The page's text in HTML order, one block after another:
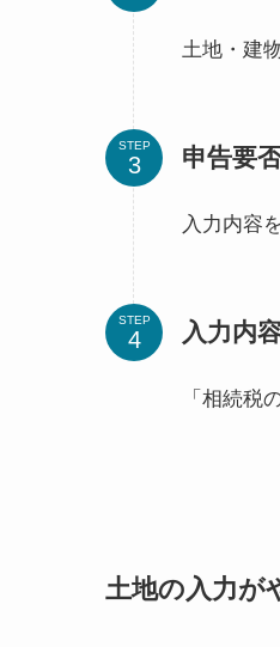
土地・建
STEP 申告要
入力内容
STEP 入力内
「相続税
土地の入力が